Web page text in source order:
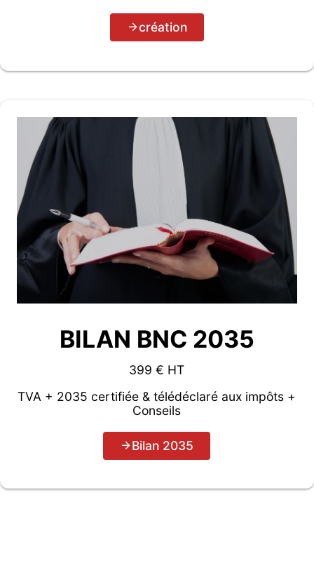
création
BILAN BNC 2035
399 € HT
TVA + 2035 certifiée & télédéclaré aux impôts +
Conseils
Bilan 2035